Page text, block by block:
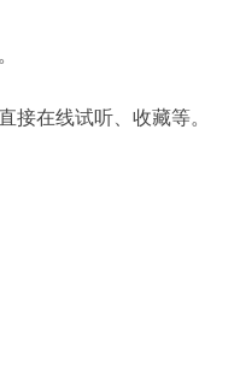
在线试听、收藏等。